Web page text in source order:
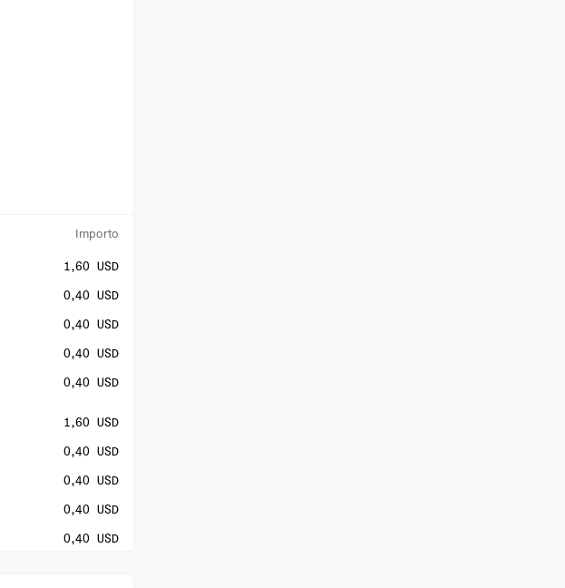
Importo
1,60 USD
0,40 USD
0,40 USD
0,40 USD
0,40 USD
1,60 USD
0,40 USD
0,40 USD
0,40 USD
0,40 USD